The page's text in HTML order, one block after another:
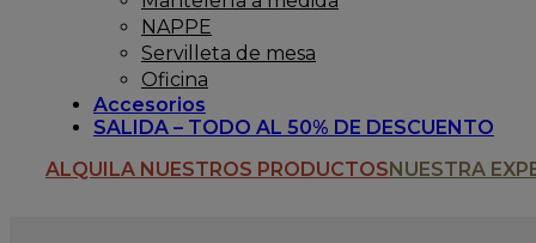
NAPPE
Servilleta de mesa
Oficina
Accesorios
SALIDA – TODO AL 50% DE DESCUENTO
ALQUILA NUESTROS PRODUCTOSNUESTRA